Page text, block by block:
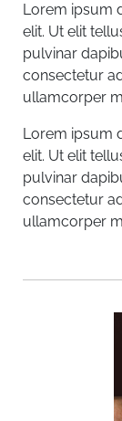
Lorem ipsum
elit. Ut elit
pulvinar
consectetur
ullamcorper
Lorem ipsum
elit. Ut elit
pulvinar
consectetur
ullamcorper